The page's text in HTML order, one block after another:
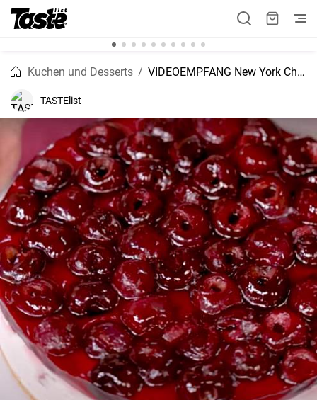
Kuchen und Desserts VIDEOEMPFANG New York Cheesecake Rezept
TASTElist